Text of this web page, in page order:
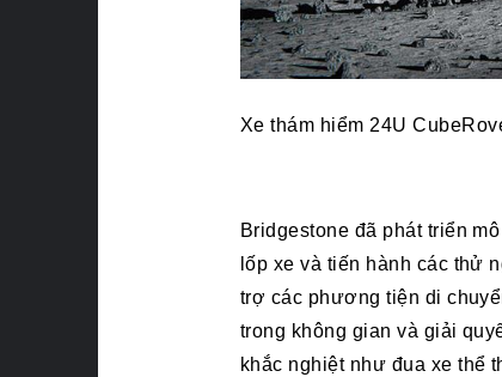
Xe thám hiểm 24U
Bridgestone đã phát triển
lốp xe và tiến hành các thử
trợ các phương tiện di
trong không gian và giải
khắc nghiệt như đua xe thể